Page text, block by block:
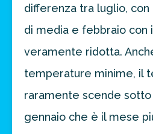
differenza tra luglio, con
di media e febbraio con i
veramente ridotta.
temperature minime, il
raramente scende sotto
gennaio che è il mese